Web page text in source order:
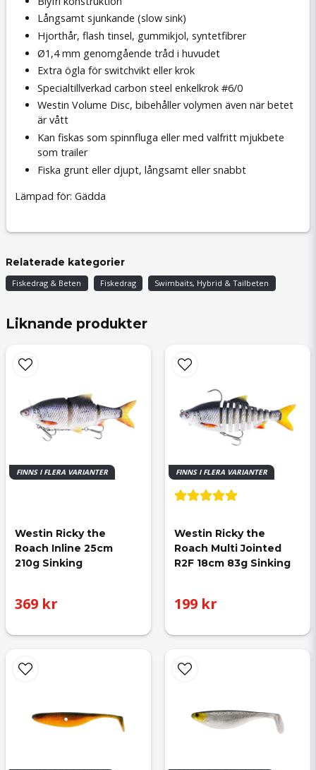
Långsamt sjunkande (slow sink)
Hjorthår, flash tinsel, gummikjol, syntetfibrer
Ø1,4 mm genomgående tråd i huvudet
Extra ögla för switchvikt eller krok
Specialtillverkad carbon steel enkelkrok #6/0
Westin Volume Disc, bibehåller volymen även när betet
är vått
Kan fiskas som spinnfluga eller med valfritt mjukbete
som trailer
Fiska grunt eller djupt, långsamt eller snabbt
Lämpad för: Gädda
Relaterade kategorier
Fiskedrag & Beten Fiskedrag Swimbaits, Hybrid & Tailbeten
Liknande produkter
FINNS I FLERA VARIANTER
Westin Ricky the
Roach Inline 25cm
210g Sinking
369 kr
FINNS I FLERA VARIANTER
Westin Ricky the
Roach Multi Jointed
R2F 18cm 83g Sinking
199 kr